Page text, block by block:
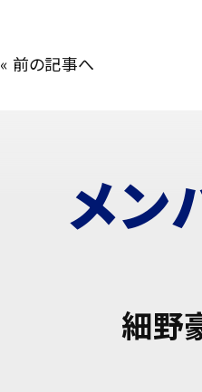
« 前の記事へ
メン
細野